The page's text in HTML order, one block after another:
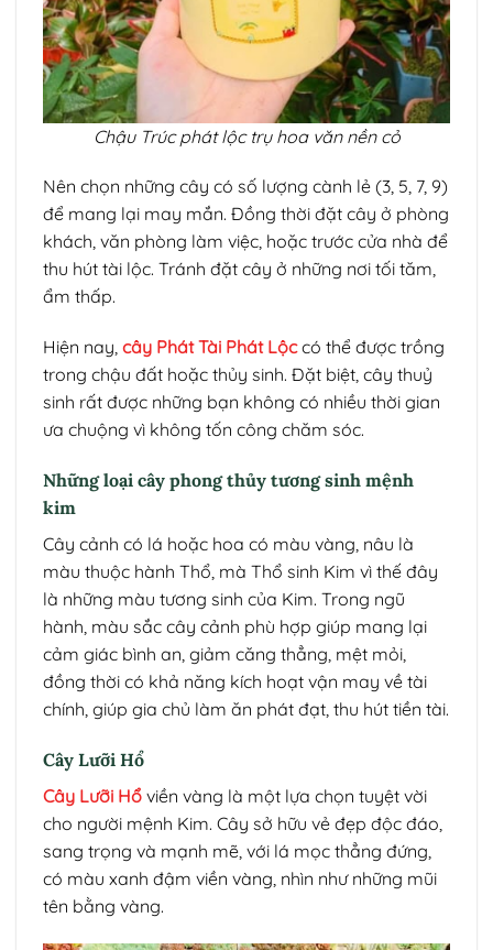
Chậu Trúc phát lộc trụ hoa văn nền cỏ
Nên chọn những cây có số lượng cành lẻ (3, 5, 7, 9)
để mang lại may mắn. Đồng thời đặt cây ở phòng
khách, văn phòng làm việc, hoặc trước cửa nhà để
thu hút tài lộc. Tránh đặt cây ở những nơi tối tăm,
ẩm thấp.
Hiện nay, cây Phát Tài Phát Lộccó thể được trồng
trong chậu đất hoặc thủy sinh. Đặt biệt, cây thuỷ
sinh rất được những bạn không có nhiều thời gian
ưa chuộng vì không tốn công chăm sóc.
Những loại cây phong thủy tương sinh mệnh
kim
Cây cảnh có lá hoặc hoa có màu vàng, nâu là
màu thuộc hành Thổ, mà Thổ sinh Kim vì thế đây
là những màu tương sinh của Kim. Trong ngũ
hành, màu sắc cây cảnh phù hợp giúp mang lại
cảm giác bình an, giảm căng thẳng, mệt mỏi,
đồng thời có khả năng kích hoạt vận may về tài
chính, giúp gia chủ làm ăn phát đạt, thu hút tiền tài.
Cây Lưỡi Hổ
Cây Lưỡi Hổ viền vàng là một lựa chọn tuyệt vời
cho người mệnh Kim. Cây sở hữu vẻ đẹp độc đáo,
sang trọng và mạnh mẽ, với lá mọc thẳng đứng,
có màu xanh đậm viền vàng, nhìn như những mũi
tên bằng vàng.